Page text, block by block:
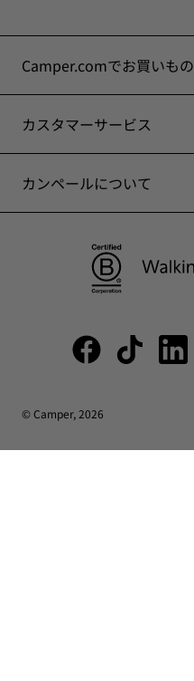
Camper.comでお買いもの
カスタマーサービス
カンペールについて
© Camper, 2026